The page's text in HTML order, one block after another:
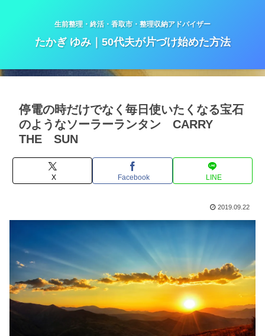
生前整理・終活・香取市・整理収納アドバイザー
たかぎ ゆみ｜50代夫が片づけ始めた方法
停電の時だけでなく毎日使いたくなる宝石
のようなソーラーランタン CARRY
THE SUN
X Facebook LINE
2019.09.22